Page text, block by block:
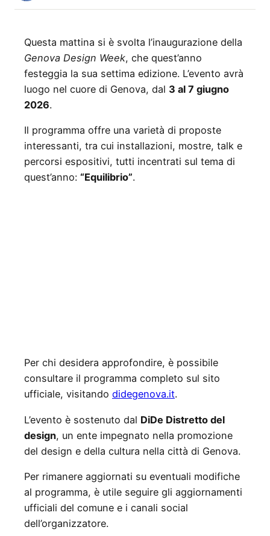
Questa mattina si è svolta l’inaugurazione della
Genova Design Week, che quest’anno
festeggia la sua settima edizione. L’evento avrà
luogo nel cuore di Genova, dal 3 al 7 giugno
2026.
Il programma offre una varietà di proposte
interessanti, tra cui installazioni, mostre, talk e
percorsi espositivi, tutti incentrati sul tema di
quest’anno: “Equilibrio”.
Per chi desidera approfondire, è possibile
consultare il programma completo sul sito
ufficiale, visitando didegenova.it.
L’evento è sostenuto dal DiDe Distretto del
design, un ente impegnato nella promozione
del design e della cultura nella città di Genova.
Per rimanere aggiornati su eventuali modifiche
al programma, è utile seguire gli aggiornamenti
ufficiali del comune e i canali social
dell’organizzatore.